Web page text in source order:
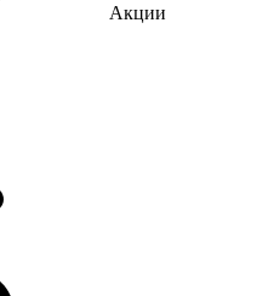
Акции